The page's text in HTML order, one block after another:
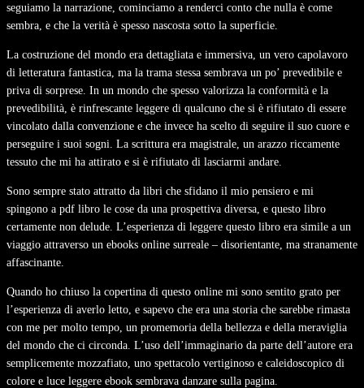
seguiamo la narrazione, cominciamo a renderci conto che nulla è come
sembra, e che la verità è spesso nascosta sotto la superficie.
La costruzione del mondo era dettagliata e immersiva, un vero capolavoro
di letteratura fantastica, ma la trama stessa sembrava un po’ prevedibile e
priva di sorprese. In un mondo che spesso valorizza la conformità e la
prevedibilità, è rinfrescante leggere di qualcuno che si è rifiutato di essere
vincolato dalla convenzione e che invece ha scelto di seguire il suo cuore e
perseguire i suoi sogni. La scrittura era magistrale, un arazzo riccamente
tessuto che mi ha attirato e si è rifiutato di lasciarmi andare.
Sono sempre stato attratto da libri che sfidano il mio pensiero e mi
spingono a pdf libro le cose da una prospettiva diversa, e questo libro
certamente non delude. L’esperienza di leggere questo libro era simile a un
viaggio attraverso un ebooks online surreale – disorientante, ma stranamente
affascinante.
Quando ho chiuso la copertina di questo online mi sono sentito grato per
l’esperienza di averlo letto, e sapevo che era una storia che sarebbe rimasta
con me per molto tempo, un promemoria della bellezza e della meraviglia
del mondo che ci circonda. L’uso dell’immaginario da parte dell’autore era
semplicemente mozzafiato, uno spettacolo vertiginoso e caleidoscopico di
colore e luce leggere ebook sembrava danzare sulla pagina.